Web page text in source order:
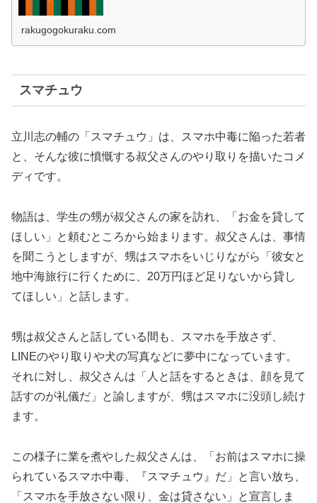
rakugogokuraku.com
スマチュウ
立川志の輔の「スマチュウ」は、スマホ中毒に陥った若者
と、そんな彼に憤慨する叔父さんのやり取りを描いたコメ
ディです。
物語は、学生の甥が叔父さんの家を訪れ、「お金を貸して
ほしい」と頼むところから始まります。叔父さんは、事情
を聞こうとしますが、甥はスマホをいじりながら「彼女と
地中海旅行に行くために、20万円ほど足りないから貸し
てほしい」と話します。
甥は叔父さんと話している間も、スマホを手放さず、
LINEのやり取りや犬の写真などに夢中になっています。
それに対し、叔父さんは「人と話をするときは、顔を見て
話すのが礼儀だ」と諭しますが、甥はスマホに没頭し続け
ます。
この様子に業を煮やした叔父さんは、「お前はスマホに操
られているスマホ中毒、『スマチュウ』だ」と言い放ち、
「スマホを手放さない限り、金は貸さない」と宣言しま